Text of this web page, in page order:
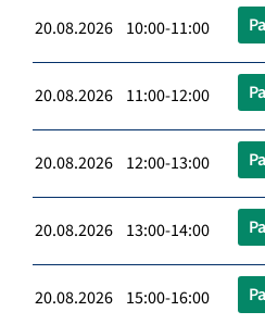
20.08.2026 10:00-11:00
20.08.2026 11:00-12:00
20.08.2026 12:00-13:00
20.08.2026 13:00-14:00
20.08.2026 15:00-16:00